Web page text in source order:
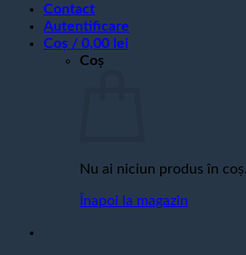
Contact
Autentificare
Coș / 0,00 lei
Coș
Nu ai niciun produs în coș.
Înapoi la magazin